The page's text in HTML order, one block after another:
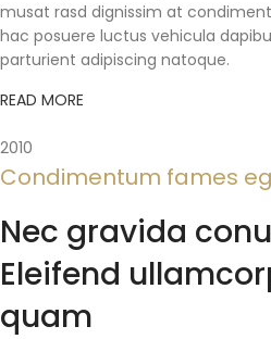
musat rasd dignissim at
hac posuere luctus vehicula
parturient adipiscing natoque.
READ MORE
2010
Condimentum fames
Nec gravida
Eleifend
quam